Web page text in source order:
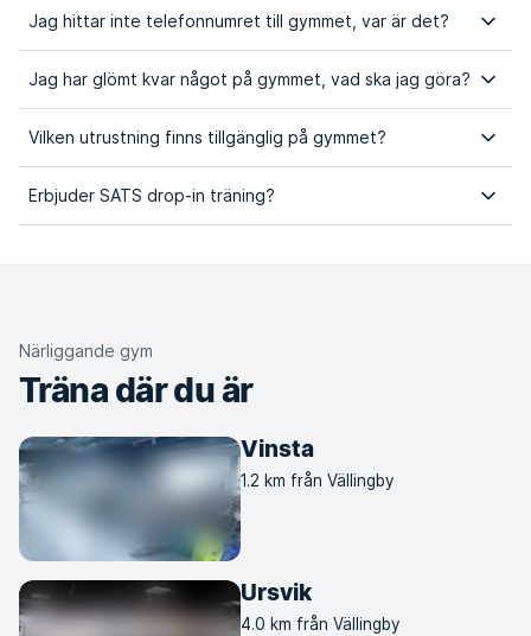
Jag hittar inte telefonnumret till gymmet, var är det?
Jag har glömt kvar något på gymmet, vad ska jag göra?
Vilken utrustning finns tillgänglig på gymmet?
Erbjuder SATS drop-in träning?
Närliggande gym
Träna där du är
Vinsta
1.2 km från Vällingby
Ursvik
4.0 km från Vällingby